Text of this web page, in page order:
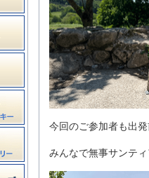
今回のご参加者も出
みんなで無事サンティ